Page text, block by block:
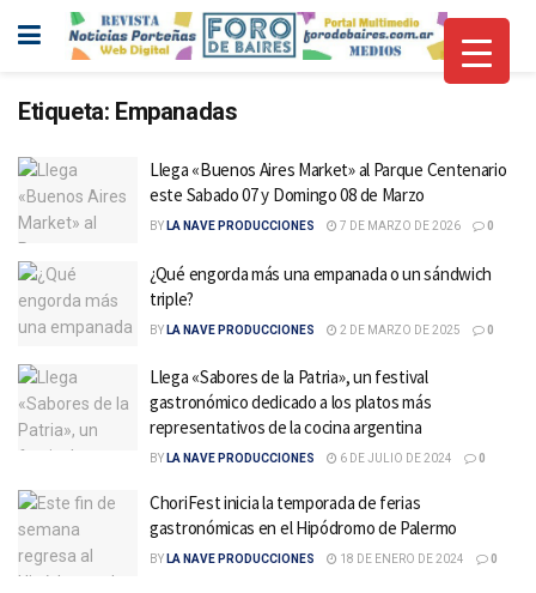
Etiqueta: Empanadas
Llega «Buenos Aires Market» al Parque Centenario
este Sabado 07 y Domingo 08 de Marzo
BY LA NAVE PRODUCCIONES 7 DE MARZO DE 2026 0
¿Qué engorda más una empanada o un sándwich
triple?
BY LA NAVE PRODUCCIONES 2 DE MARZO DE 2025 0
Llega «Sabores de la Patria», un festival
gastronómico dedicado a los platos más
representativos de la cocina argentina
BY LA NAVE PRODUCCIONES 6 DE JULIO DE 2024 0
ChoriFest inicia la temporada de ferias
gastronómicas en el Hipódromo de Palermo
BY LA NAVE PRODUCCIONES 18 DE ENERO DE 2024 0